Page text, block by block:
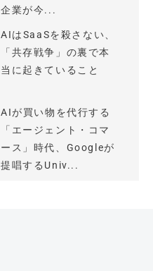
企業が今...
AIはSaaSを殺さない、
「共存戦争」の裏で本
当に起きていること
AIが買い物を代行する
「エージェント・コマ
ース」時代、Googleが
提唱するUniv...